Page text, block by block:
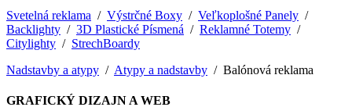
Svetelná reklama / Výstrčné Boxy / Veľkoplošné Panely /
Backlighty / 3D Plastické Písmená / Reklamné Totemy /
Citylighty / StrechBoardy
Nadstavby a atypy / Atypy a nadstavby / Balónová reklama
GRAFICKÝ DIZAJN A WEB